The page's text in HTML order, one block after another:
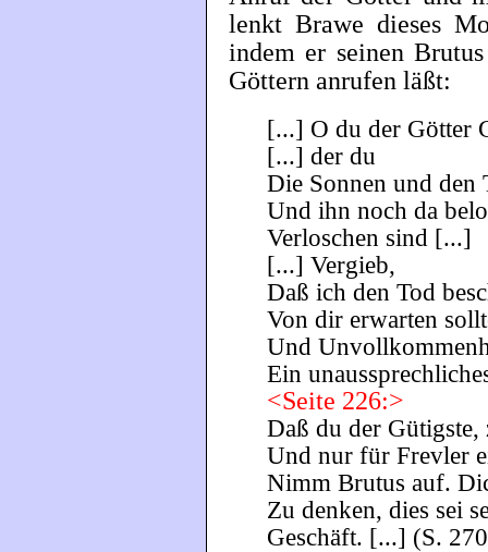
lenkt Brawe dieses
indem er seinen
Göttern anrufen läßt:
[...] O du der Götter
[...] der du
Die Sonnen und den
Und ihn noch da
Verloschen sind [...]
[...] Vergieb,
Daß ich den Tod
Von dir erwarten
Und
Ein
<Seite 226:>
Daß du der Gütigste,
Und nur für Frevler
Nimm Brutus auf.
Zu denken, dies sei
Geschäft. [...] (S.